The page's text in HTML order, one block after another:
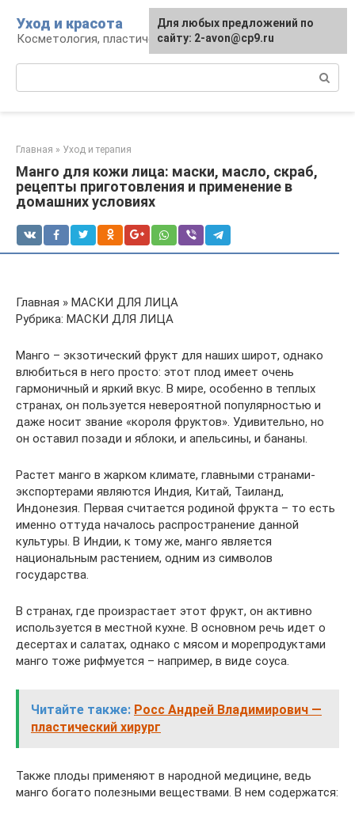
контенту
Уход и красота
Косметология, пластическая хирургия, уход
Главная » Уход и терапия
Манго для кожи лица: маски, масло, скраб,
рецепты приготовления и применение в
домашних условиях
Главная » МАСКИ ДЛЯ ЛИЦА
Рубрика: МАСКИ ДЛЯ ЛИЦА
Манго – экзотический фрукт для наших широт, однако
влюбиться в него просто: этот плод имеет очень
гармоничный и яркий вкус. В мире, особенно в теплых
странах, он пользуется невероятной популярностью и
даже носит звание «короля фруктов». Удивительно, но
он оставил позади и яблоки, и апельсины, и бананы.
Растет манго в жарком климате, главными странами-
экспортерами являются Индия, Китай, Таиланд,
Индонезия. Первая считается родиной фрукта – то есть
именно оттуда началось распространение данной
культуры. В Индии, к тому же, манго является
национальным растением, одним из символов
государства.
В странах, где произрастает этот фрукт, он активно
используется в местной кухне. В основном речь идет о
десертах и салатах, однако с мясом и морепродуктами
манго тоже рифмуется – например, в виде соуса.
Читайте также: Росс Андрей Владимирович —
пластический хирург
Также плоды применяют в народной медицине, ведь
манго богато полезными веществами. В нем содержатся:
Для любых предложений по
сайту: 2-avon@cp9.ru